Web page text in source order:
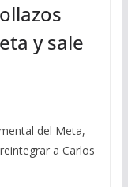
y sale
del Meta,
a Carlos